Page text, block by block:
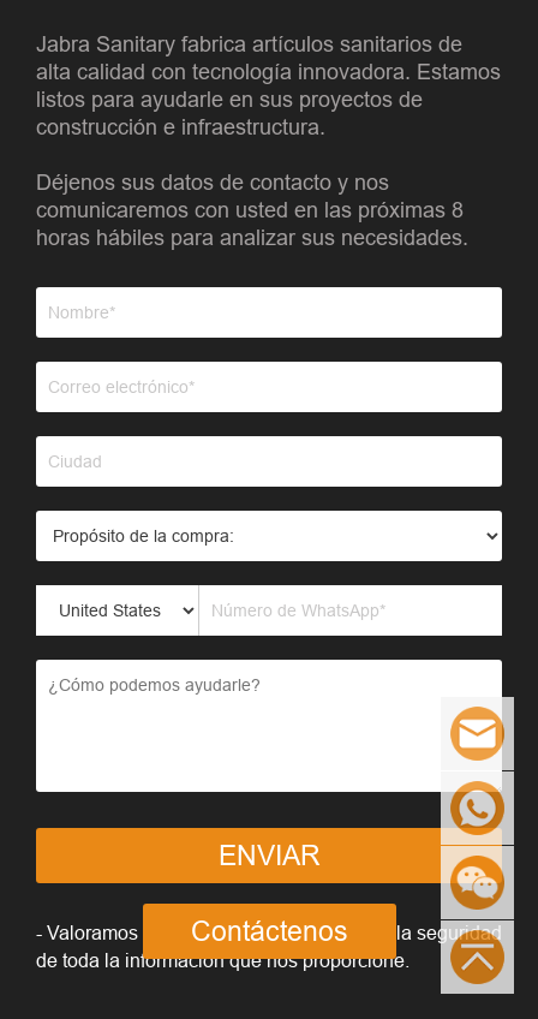
Jabra Sanitary fabrica artículos sanitarios de
alta calidad con tecnología innovadora. Estamos
listos para ayudarle en sus proyectos de
construcción e infraestructura.
Déjenos sus datos de contacto y nos
comunicaremos con usted en las próximas 8
horas hábiles para analizar sus necesidades.
ENVIAR
- Valoramos su privacidad y garantizamos la seguridad
de toda la información que nos proporcione.
Contáctenos